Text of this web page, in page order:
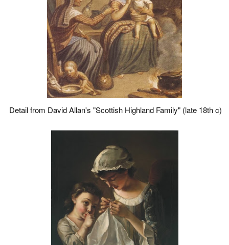
Detail from David Allan's "Scottish Highland Family" (late 18th c)